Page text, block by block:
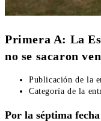
Primera A: La
no se sacaron
Publicación de la
Categoría de la
Por la séptima